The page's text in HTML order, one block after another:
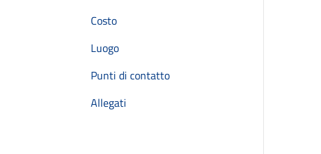
Costo
Luogo
Punti di contatto
Allegati